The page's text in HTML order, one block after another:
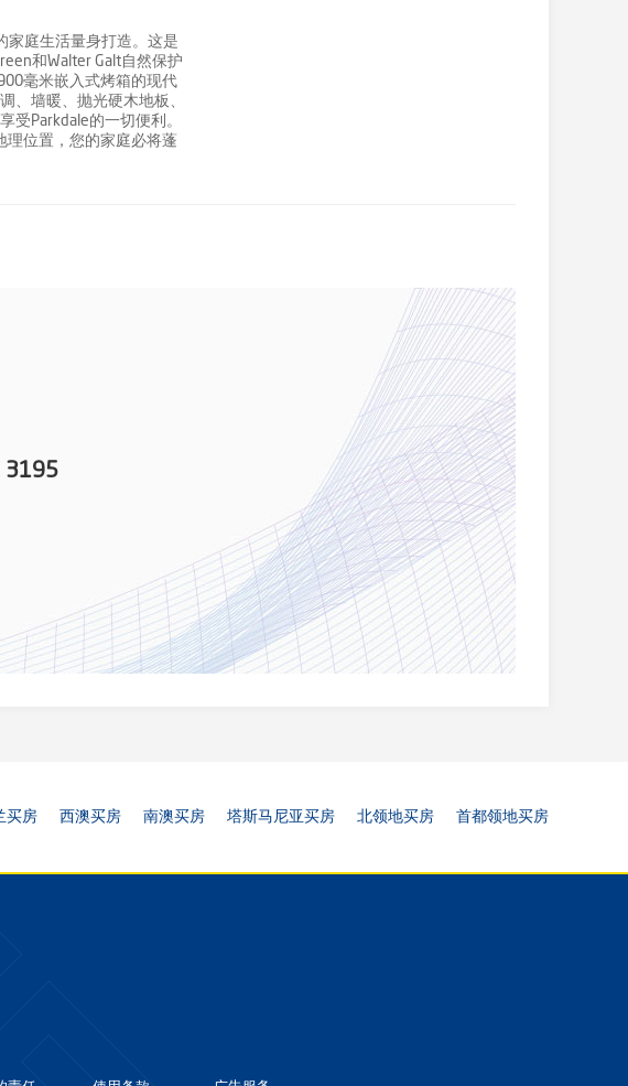
家庭生活量身打造。这是
和Walter Galt自然保护
毫米嵌入式烤箱的现代
、墙暖、抛光硬木地板、
受Parkdale的一切便利。
理位置，您的家庭必将蓬
3195
买房 西澳买房 南澳买房 塔斯马尼亚买房 北领地买房 首都领地买房